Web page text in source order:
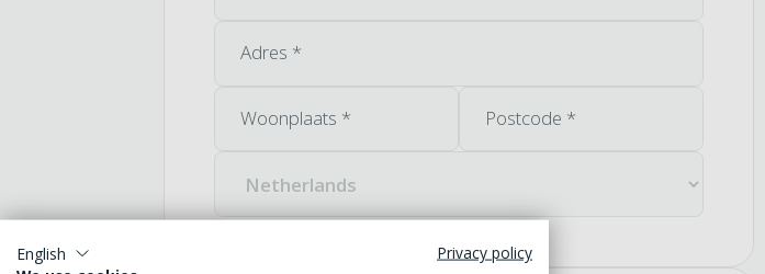
Adres *
Woonplaats * Postcode *
English
Privacy policy